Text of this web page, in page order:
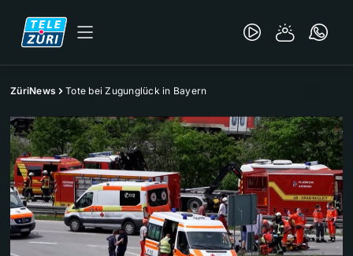
ZüriNews Tote bei Zugunglück in Bayern